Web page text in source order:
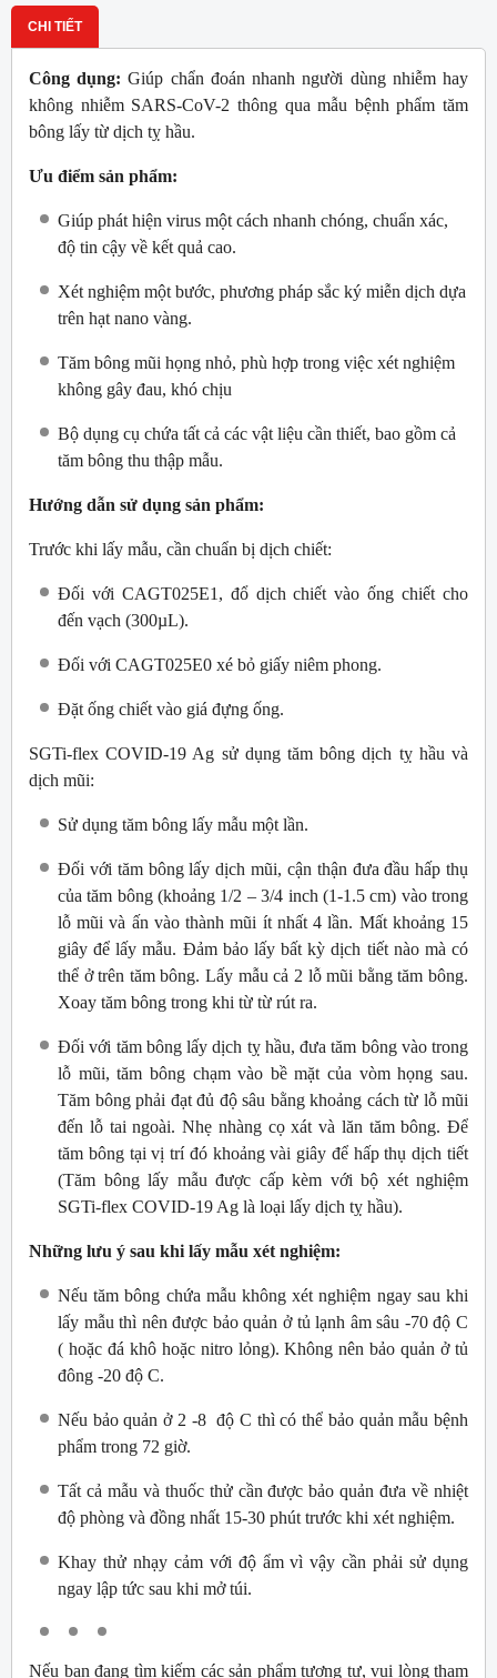
CHI TIẾT
Công dụng: Giúp chẩn đoán nhanh người dùng nhiễm hay
không nhiễm SARS-CoV-2 thông qua mẫu bệnh phẩm tăm
bông lấy từ dịch tỵ hầu.
Ưu điểm sản phẩm:
Giúp phát hiện virus một cách nhanh chóng, chuẩn xác,
độ tin cậy về kết quả cao.
Xét nghiệm một bước, phương pháp sắc ký miễn dịch dựa
trên hạt nano vàng.
Tăm bông mũi họng nhỏ, phù hợp trong việc xét nghiệm
không gây đau, khó chịu
Bộ dụng cụ chứa tất cả các vật liệu cần thiết, bao gồm cả
tăm bông thu thập mẫu.
Hướng dẫn sử dụng sản phẩm:
Trước khi lấy mẫu, cần chuẩn bị dịch chiết:
Đối với CAGT025E1, đổ dịch chiết vào ống chiết cho
đến vạch (300µL).
Đối với CAGT025E0 xé bỏ giấy niêm phong.
Đặt ống chiết vào giá đựng ống.
SGTi-flex COVID-19 Ag sử dụng tăm bông dịch tỵ hầu và
dịch mũi:
Sử dụng tăm bông lấy mẫu một lần.
Đối với tăm bông lấy dịch mũi, cận thận đưa đầu hấp thụ
của tăm bông (khoảng 1/2 – 3/4 inch (1-1.5 cm) vào trong
lỗ mũi và ấn vào thành mũi ít nhất 4 lần. Mất khoảng 15
giây để lấy mẫu. Đảm bảo lấy bất kỳ dịch tiết nào mà có
thể ở trên tăm bông. Lấy mẫu cả 2 lỗ mũi bằng tăm bông.
Xoay tăm bông trong khi từ từ rút ra.
Đối với tăm bông lấy dịch tỵ hầu, đưa tăm bông vào trong
lỗ mũi, tăm bông chạm vào bề mặt của vòm họng sau.
Tăm bông phải đạt đủ độ sâu bằng khoảng cách từ lỗ mũi
đến lỗ tai ngoài. Nhẹ nhàng cọ xát và lăn tăm bông. Để
tăm bông tại vị trí đó khoảng vài giây để hấp thụ dịch tiết
(Tăm bông lấy mẫu được cấp kèm với bộ xét nghiệm
SGTi-flex COVID-19 Ag là loại lấy dịch tỵ hầu).
Những lưu ý sau khi lấy mẫu xét nghiệm:
Nếu tăm bông chứa mẫu không xét nghiệm ngay sau khi
lấy mẫu thì nên được bảo quản ở tủ lạnh âm sâu -70 độ C
( hoặc đá khô hoặc nitro lỏng). Không nên bảo quản ở tủ
đông -20 độ C.
Nếu bảo quản ở 2 -8 độ C thì có thể bảo quản mẫu bệnh
phẩm trong 72 giờ.
Tất cả mẫu và thuốc thử cần được bảo quản đưa về nhiệt
độ phòng và đồng nhất 15-30 phút trước khi xét nghiệm.
Khay thử nhạy cảm với độ ẩm vì vậy cần phải sử dụng
ngay lập tức sau khi mở túi.
Nếu bạn đang tìm kiếm các sản phẩm tương tự, vui lòng tham